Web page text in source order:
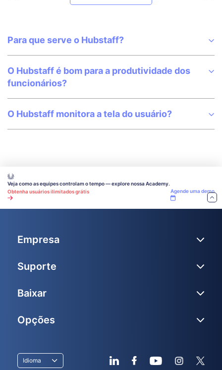
Para que serve o Hubstaff?
O Hubstaff é bom para a produtividade dos
funcionários?
O Hubstaff monitora a tela do usuário?
Veja como as equipes controlam o tempo — explore nossa Academy.
Obtenha usuários ilimitados grátis
Agende uma demo
Idioma
Empresa
Suporte
Baixar
Opções